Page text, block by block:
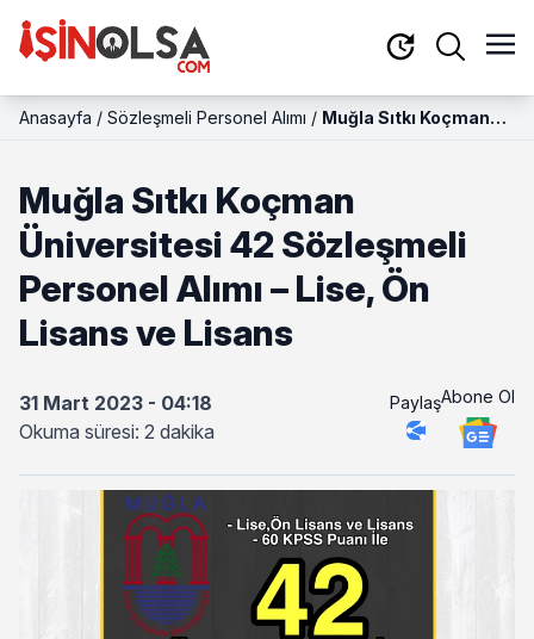
Anasayfa / Sözleşmeli Personel Alımı / Muğla Sıtkı Koçman
ve Lisans
Muğla Sıtkı Koçman
Üniversitesi 42 Sözleşmeli
Personel Alımı – Lise, Ön
Lisans ve Lisans
31 Mart 2023 - 04:18
Okuma süresi: 2 dakika
PaylaşAbone Ol